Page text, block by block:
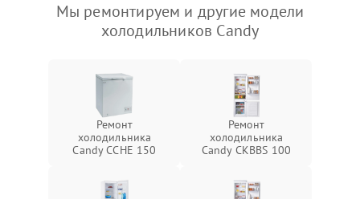
Мы ремонтируем и другие модели
холодильников Candy
Ремонт
холодильника
Candy CCHE 150
Ремонт
холодильника
Candy CKBBS 100